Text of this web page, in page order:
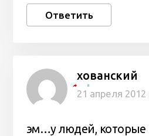
Ответить
хованский
Я
21 апреля 2012
эм…у людей, которые